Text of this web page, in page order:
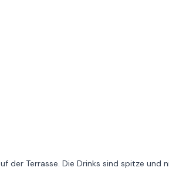
der Terrasse. Die Drinks sind spitze und